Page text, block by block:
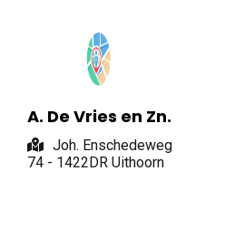
A. De Vries en Zn.
Joh. Enschedeweg
74 - 1422DR Uithoorn